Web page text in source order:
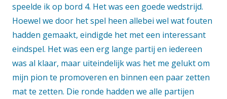
speelde ik op bord 4. Het was een goede wedstrijd.
Hoewel we door het spel heen allebei wel wat fouten
hadden gemaakt, eindigde het met een interessant
eindspel. Het was een erg lange partij en iedereen
was al klaar, maar uiteindelijk was het me gelukt om
mijn pion te promoveren en binnen een paar zetten
mat te zetten. Die ronde hadden we alle partijen